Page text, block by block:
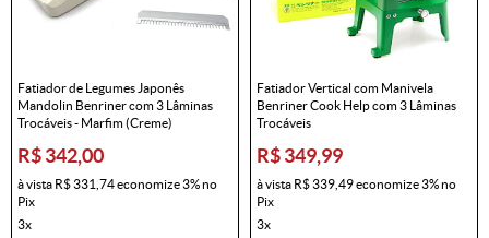
Fatiador de Legumes Japonês
Mandolin Benriner com 3 Lâminas
Trocáveis - Marfim (Creme)
R$ 342,00
à vista R$ 331,74economize3%no
Pix
3x
Fatiador Vertical com Manivela
Benriner Cook Help com 3 Lâminas
Trocáveis
R$ 349,99
à vista R$ 339,49economize3%no
Pix
3x